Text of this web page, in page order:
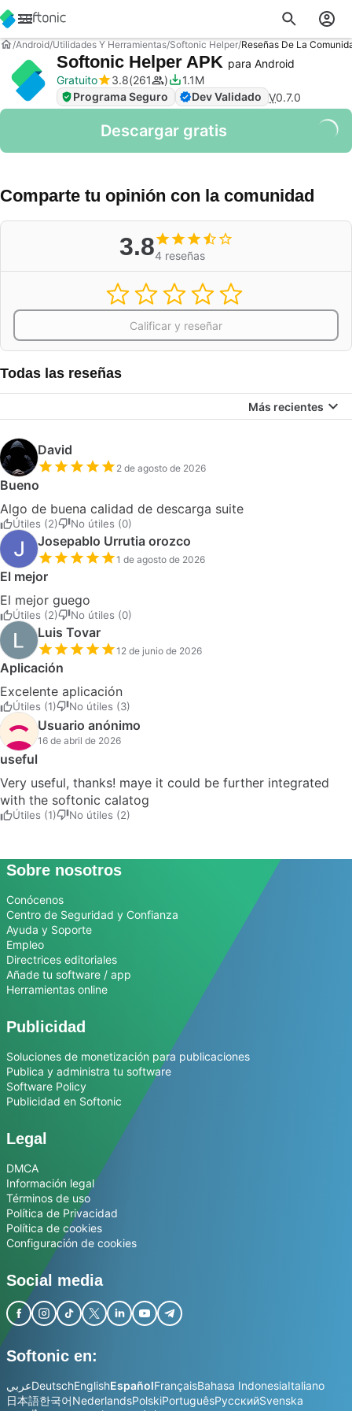
Android Utilidades Y Herramientas Softonic Helper Reseñas De La
Softonic Helper APK para Android
Gratuito
3.8 261
1.1M
Programa Seguro
Dev Validado V0.7.0
Descargar gratis
Comparte tu opinión con la comunidad
3.84 reseñas
Calificar y reseñar
Todas las reseñas
Más recientes
David
2 de agosto de 2026
Bueno
Algo de buena calidad de descarga suite
Útiles (2) No útiles (0)
Josepablo Urrutia orozco
1 de agosto de 2026
El mejor
El mejor guego
Útiles (2) No útiles (0)
Luis Tovar
12 de junio de 2026
Aplicación
Excelente aplicación
Útiles (1) No útiles (3)
Usuario anónimo
16 de abril de 2026
useful
Very useful, thanks! maye it could be further integrated
with the softonic calatog
Útiles (1) No útiles (2)
Sobre nosotros
Conócenos
Centro de Seguridad y Confianza
Ayuda y Soporte
Empleo
Directrices editoriales
Añade tu software / app
Herramientas online
Publicidad
Soluciones de monetización para publicaciones
Publica y administra tu software
Software Policy
Publicidad en Softonic
Legal
DMCA
Información legal
Términos de uso
Política de Privacidad
Política de cookies
Configuración de cookies
Social media
Softonic en:
عربيDeutschEnglishEspañolFrançaisBahasa IndonesiaItaliano
日本語한국어NederlandsPolskiPortuguêsРусскийSvenska